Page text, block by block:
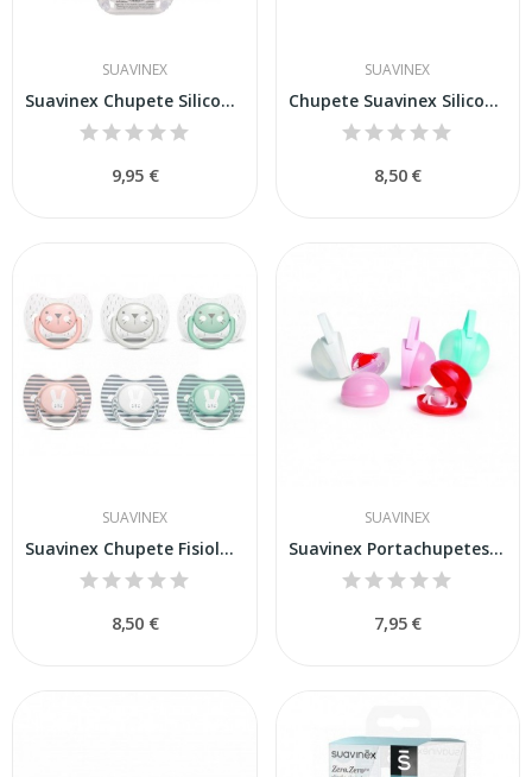
SUAVINEX
Suavinex Chupete Silicona Fisiológico+ 18 Meses...
9,95 €
SUAVINEX
Chupete Suavinex Silicona Premium 0 - 4
8,50 €
SUAVINEX
Suavinex Chupete Fisiológico Silicona Premium...
8,50 €
SUAVINEX
Suavinex Portachupetes Dúo 2uds
7,95 €